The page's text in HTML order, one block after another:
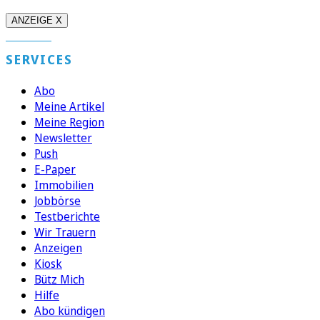
ANZEIGE X
SERVICES
Abo
Meine Artikel
Meine Region
Newsletter
Push
E-Paper
Immobilien
Jobbörse
Testberichte
Wir Trauern
Anzeigen
Kiosk
Bütz Mich
Hilfe
Abo kündigen